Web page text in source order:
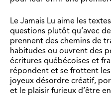
Le Jamais Lu aime les
questions plutôt qu’avec
prennent des chemins de
habitudes ou ouvrent des
écritures québécoises et
répondent et se frottent les
joyeux désordre créatif,
et le plaisir furieux d’être